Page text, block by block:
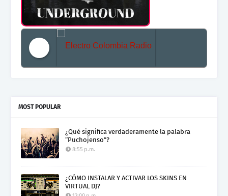
MOST POPULAR
¿Qué significa verdaderamente la palabra
“Puchojenso”?
8:55 p.m.
¿CÓMO INSTALAR Y ACTIVAR LOS SKINS EN
VIRTUAL DJ?